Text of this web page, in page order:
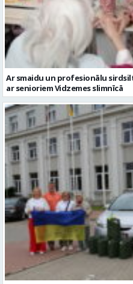
Ar smaidu un profesionālu
ar senioriem Vidzemes slimnīcā